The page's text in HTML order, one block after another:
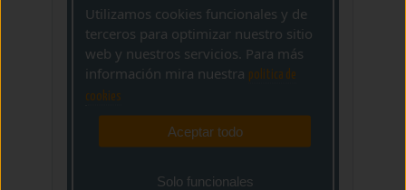
Las Cookies de
entre en el Servicio
tendrá que iniciar
sesión para estar
identificado.
autorizado para
acceder a ciertos
ejemplo, para
Utilizamos cookies funcionales y de
terceros para optimizar nuestro sitio
web y nuestros servicios. Para más
información mira nuestra politica de
cookies
Aceptar todo
Solo funcionales